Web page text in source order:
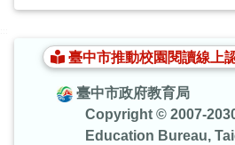
臺中市推動校園閱讀線上
臺中市政府教育局
Copyright © 2007-
Education Bureau,